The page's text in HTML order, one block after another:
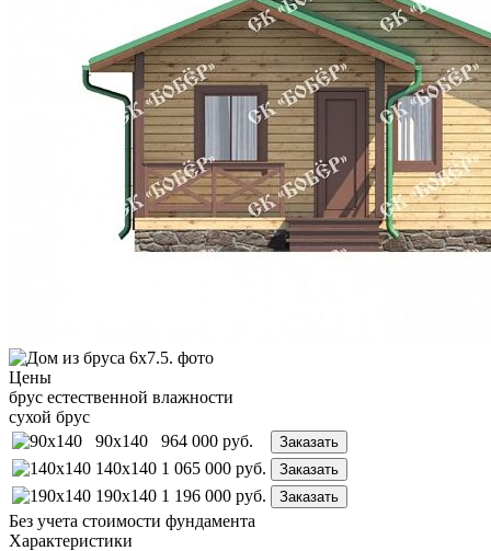
Цены
брус естественной влажности
сухой брус
90x140
964 000 руб. Заказать
140x140 1 065 000 руб. Заказать
190x140 1 196 000 руб. Заказать
Без учета стоимости фундамента
Характеристики